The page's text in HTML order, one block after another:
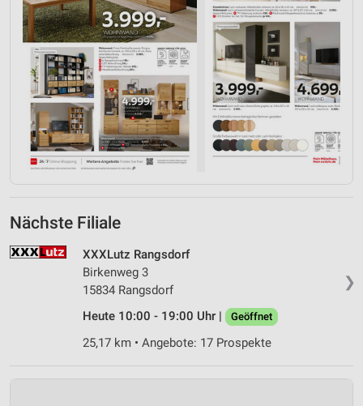
Nächste Filiale
❯
XXXLutz Rangsdorf
Birkenweg 3
15834 Rangsdorf
Heute 10:00 - 19:00 Uhr |
Geöffnet
25,17 km • Angebote: 17 Prospekte
Erstellung von Profilen zur Personalisierung
von Inhalten
Verwendung von Profilen zur Auswahl
personalisierter Inhalte
Messung der Werbeleistung
Messung der Performance von Inhalten
Analyse von Zielgruppen durch Statistiken oder
Entwicklung und Verbesserung der Angebote
Verwendung reduzierter Daten zur Auswahl von